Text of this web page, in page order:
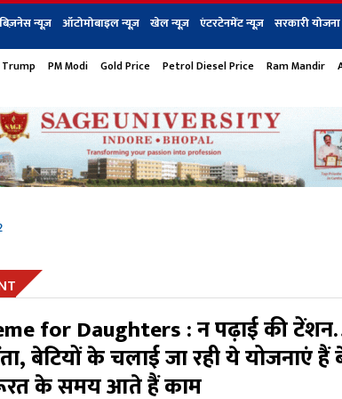
बिज़नेस न्यूज़ ऑटोमोबाइल न्यूज़ खेल न्यूज़ एंटरटेनमेंट न्यूज़ सरकारी योजना
बिज़नेस टेक न्यूज धर्म ऑटोमोबाइल
PM Modi Gold Price Petrol Diesel Price Ram Mandir
for Daughters : न पढ़ाई की
बेटियों के चलाई जा रही ये योजनाएं हैं
के समय आते हैं काम